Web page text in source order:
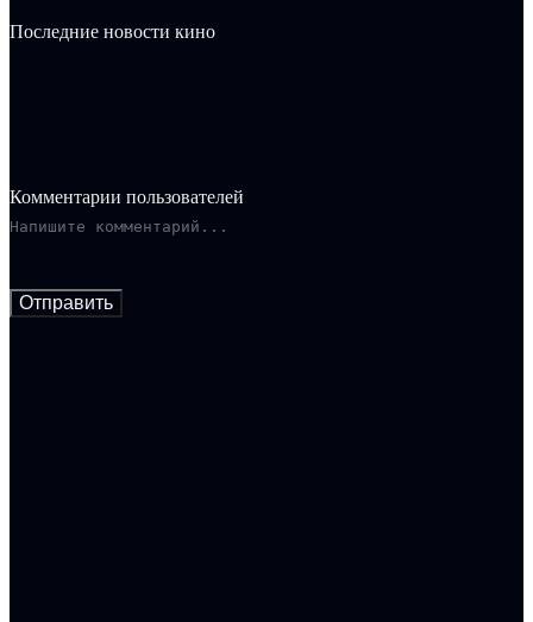
улучшается, однако кот семьи бесследно исчезает, а в
Последние новости кино
Комментарии пользователей
Отправить